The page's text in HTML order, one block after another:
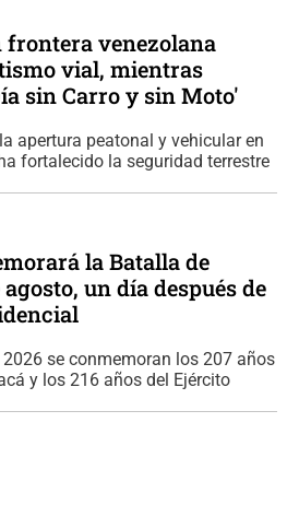
frontera venezolana
vial, mientras
sin Carro y sin Moto'
apertura peatonal y vehicular en
fortalecido la seguridad terrestre
la Batalla de
un día después de
se conmemoran los 207 años
y los 216 años del Ejército